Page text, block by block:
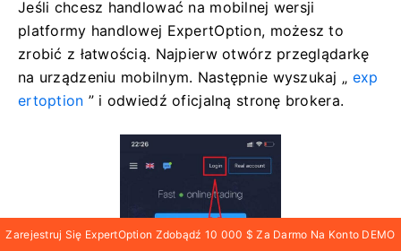
Jeśli chcesz handlować na mobilnej wersji
platformy handlowej ExpertOption, możesz to
zrobić z łatwością. Najpierw otwórz przeglądarkę
na urządzeniu mobilnym. Następnie wyszukaj „ exp
ertoption ” i odwiedź oficjalną stronę brokera.
Zarejestruj Się ExpertOption Zdobądź 10 000 $ Za Darmo Na Konto DEMO